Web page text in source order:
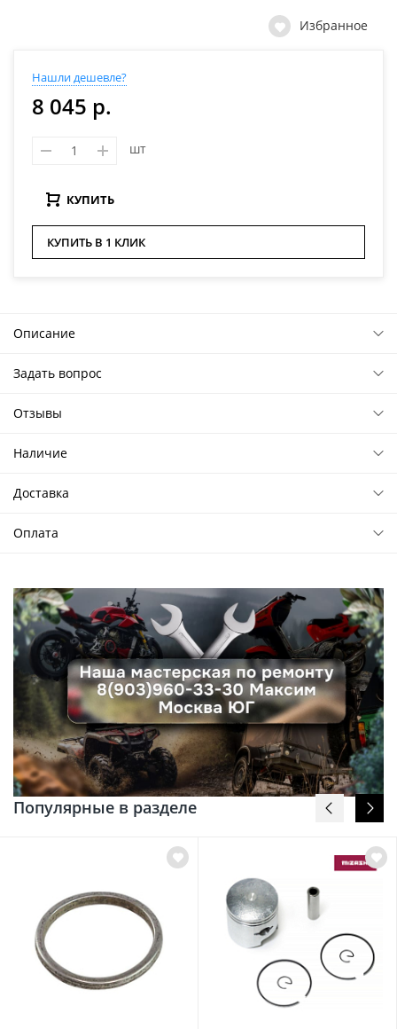
Избранное
Нашли дешевле?
8 045 р.
шт
КУПИТЬ
КУПИТЬ В 1 КЛИК
Описание
Задать вопрос
Отзывы
Наличие
Доставка
Оплата
Популярные в разделе